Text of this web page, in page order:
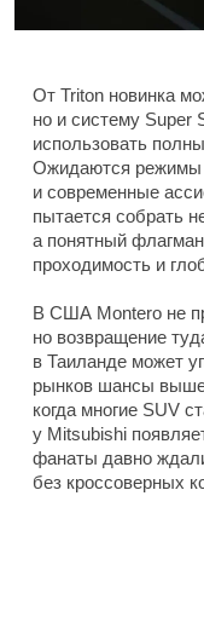
От Triton новинка
но и систему Super
использовать
Ожидаются режимы
и современные
пытается собрать
а понятный
проходимость и
В США Montero не
но возвращение
в Таиланде может
рынков шансы
когда многие SUV
у Mitsubishi
фанаты давно
без кроссоверных